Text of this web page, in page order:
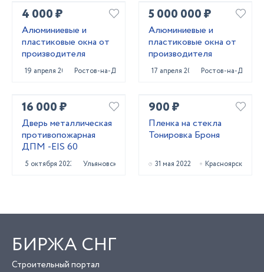
4 000 ₽
Алюминиевые и
пластиковые окна от
производителя
19 апреля 2022 Ростов-на-Дону
5 000 000 ₽
Алюминиевые и
пластиковые окна от
производителя
17 апреля 2022 Ростов-на-Дону
16 000 ₽
Дверь металлическая
противопожарная
ДПМ -EIS 60
5 октября 2023 Ульяновск
900 ₽
Пленка на стекла
Тонировка Броня
31 мая 2022 Красноярск
БИРЖА СНГ
Строительный портал